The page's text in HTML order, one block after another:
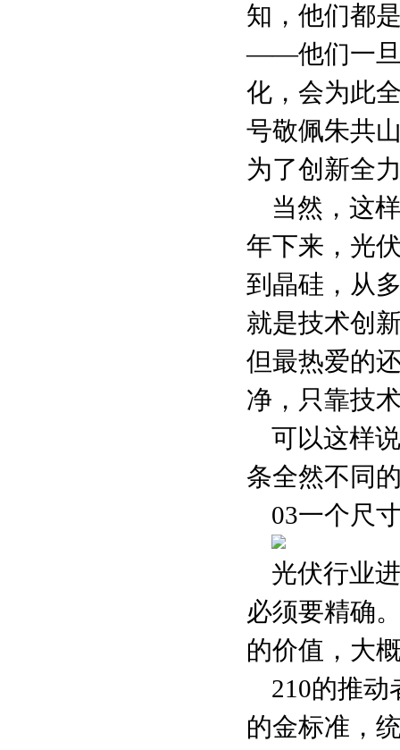
知，他们都
——他们一旦
化，会为此
号敬佩朱共
为了创新全
当然，这
年下来，光
到晶硅，从
就是技术创
但最热爱的
净，只靠技
可以这样
条全然不同
03一个尺
光伏行业
必须要精确
的价值，大
210的推
的金标准，